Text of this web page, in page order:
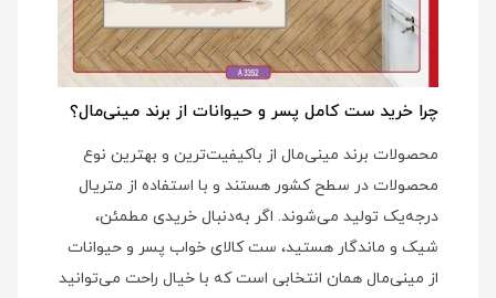
چرا خرید ست کامل پسر و حیوانات از برند مینی‌مال؟
محصولات برند مینی‌مال از باکیفیت‌ترین و بهترین نوع
محصولات در سطح کشور هستند و با استفاده از متریال
درجه‌یک تولید می‌شوند. اگر به‌دنبال خریدی مطمئن،
شیک و ماندگار هستید، ست کالای خواب پسر و حیوانات
از مینی‌مال همان انتخابی است که با خیال راحت می‌توانید